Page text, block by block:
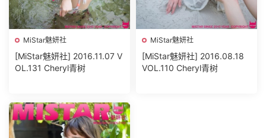
MiStar魅妍社
[MiStar魅妍社] 2016.11.07 V
OL.131 Cheryl青树
MiStar魅妍社
[MiStar魅妍社] 2016.08.18
VOL.110 Cheryl青树